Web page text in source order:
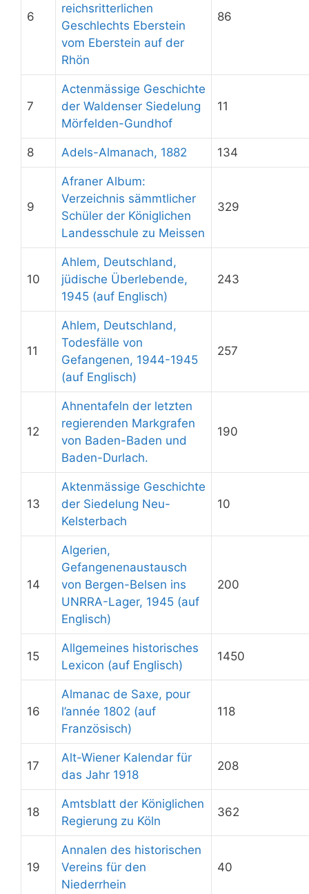
6
reichsritterlichen
Geschlechts Eberstein
vom Eberstein auf der
Rhön
86
7
Actenmässige Geschichte
der Waldenser Siedelung
Mörfelden-Gundhof
11
8 Adels-Almanach, 1882 134
9
Afraner Album:
Verzeichnis sämmtlicher
Schüler der Königlichen
Landesschule zu Meissen
329
10
Ahlem, Deutschland,
jüdische Überlebende,
1945 (auf Englisch)
243
11
Ahlem, Deutschland,
Todesfälle von
Gefangenen, 1944-1945
(auf Englisch)
257
12
Ahnentafeln der letzten
regierenden Markgrafen
von Baden-Baden und
Baden-Durlach.
190
13
Aktenmässige Geschichte
der Siedelung Neu-
Kelsterbach
10
14
Algerien,
Gefangenenaustausch
von Bergen-Belsen ins
UNRRA-Lager, 1945 (auf
Englisch)
200
15
Allgemeines historisches
Lexicon (auf Englisch)
1450
16
Almanac de Saxe, pour
l’année 1802 (auf
Französisch)
118
17
Alt-Wiener Kalendar für
das Jahr 1918
208
18
Amtsblatt der Königlichen
Regierung zu Köln
362
19
Annalen des historischen
Vereins für den
Niederrhein
40